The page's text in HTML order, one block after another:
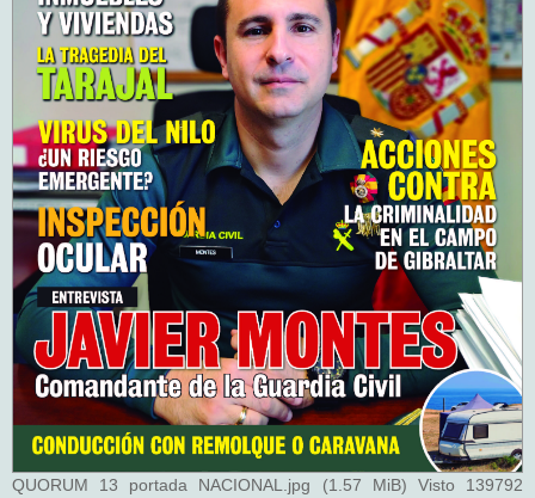
QUORUM 13 portada NACIONAL.jpg (1.57 MiB) Visto 139792